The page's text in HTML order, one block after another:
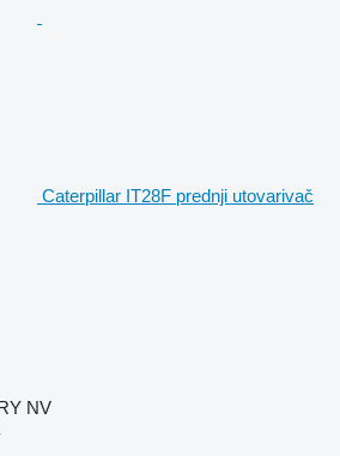
Caterpillar IT28F prednji utovarivač
NV